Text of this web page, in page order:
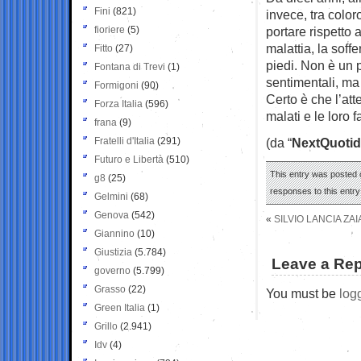
invece, tra
portare rispetto
malattia, la
piedi. Non è un
sentimentali,
Certo è che
malati e le loro
(da “
This entry was posted
responses to this
« SILVIO LANCIA
Leave a
You must be
Fini (821)
fioriere (5)
Fitto (27)
Fontana di Trevi (1)
Formigoni (90)
Forza Italia (596)
frana (9)
Fratelli d'Italia (291)
Futuro e Libertà (510)
g8 (25)
Gelmini (68)
Genova (542)
Giannino (10)
Giustizia (5.784)
governo (5.799)
Grasso (22)
Green Italia (1)
Grillo (2.941)
Idv (4)